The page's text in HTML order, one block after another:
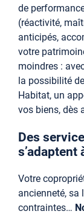
de
(réactivité,
anticipés,
votre
moindres :
la possibilité
Habitat, un
vos biens, dès
Des
s’adaptent
Votre
ancienneté, sa
contraintes…